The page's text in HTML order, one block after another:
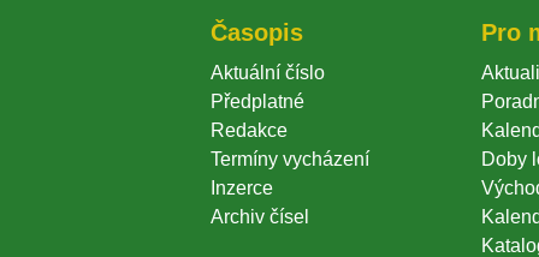
Časopi
Aktuální číslo
Předplatné
Redakce
Termíny vycházení
Inzerce
Archiv čísel
Pro
Doby